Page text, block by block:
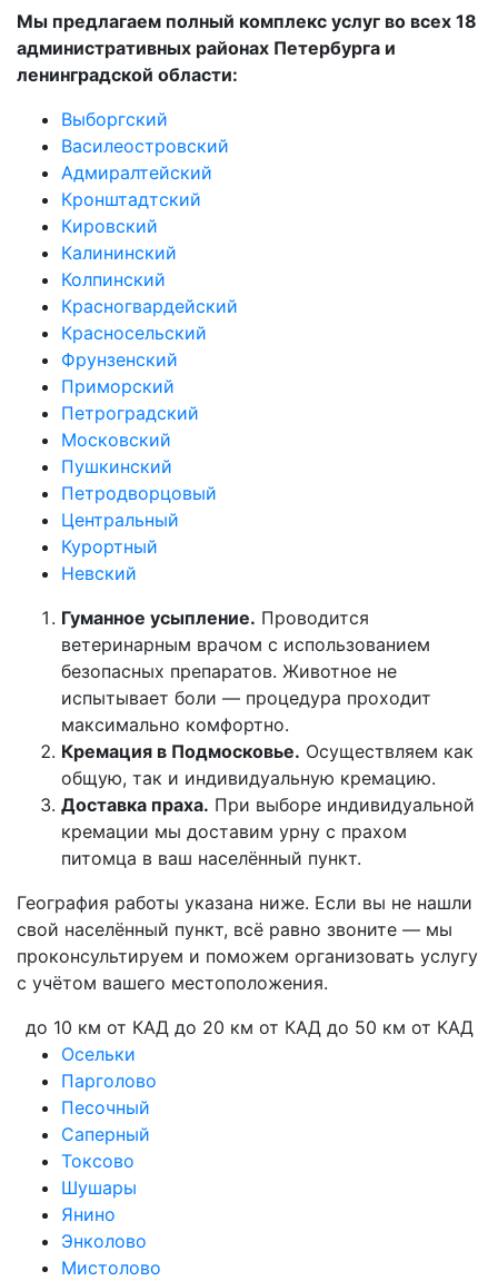
Мы предлагаем полный комплекс услуг во всех 18
административных районах Петербурга и
ленинградской области:
Выборгский
Василеостровский
Адмиралтейский
Кронштадтский
Кировский
Калининский
Колпинский
Красногвардейский
Красносельский
Фрунзенский
Приморский
Петроградский
Московский
Пушкинский
Петродворцовый
Центральный
Курортный
Невский
Гуманное усыпление. Проводится
ветеринарным врачом с использованием
безопасных препаратов. Животное не
испытывает боли — процедура проходит
максимально комфортно.
Кремация в Подмосковье. Осуществляем как
общую, так и индивидуальную кремацию.
Доставка праха. При выборе индивидуальной
кремации мы доставим урну с прахом
питомца в ваш населённый пункт.
География работы указана ниже. Если вы не нашли
свой населённый пункт, всё равно звоните — мы
проконсультируем и поможем организовать услугу
с учётом вашего местоположения.
до 10 км от КАД до 20 км от КАД до 50 км от КАД
Осельки
Парголово
Песочный
Саперный
Токсово
Шушары
Янино
Энколово
Мистолово